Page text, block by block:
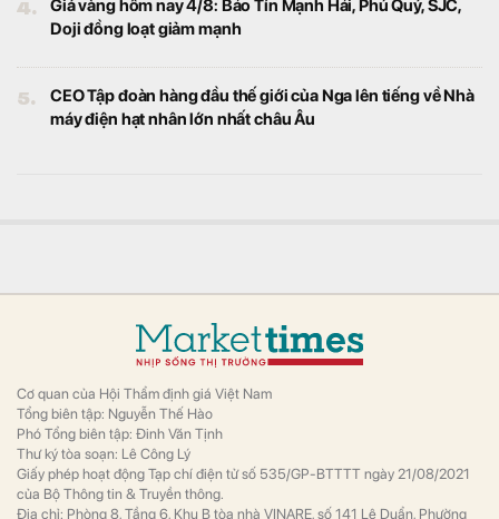
4.
Giá vàng hôm nay 4/8: Bảo Tín Mạnh Hải, Phú Quý, SJC,
Doji đồng loạt giảm mạnh
5.
CEO Tập đoàn hàng đầu thế giới của Nga lên tiếng về Nhà
máy điện hạt nhân lớn nhất châu Âu
Cơ quan của Hội Thẩm định giá Việt Nam
Tổng biên tập: Nguyễn Thế Hào
Phó Tổng biên tập: Đinh Văn Tịnh
Thư ký tòa soạn: Lê Công Lý
Giấy phép hoạt động Tạp chí điện tử số 535/GP-BTTTT ngày 21/08/2021
của Bộ Thông tin & Truyền thông.
Địa chỉ: Phòng 8, Tầng 6, Khu B tòa nhà VINARE, số 141 Lê Duẩn, Phường